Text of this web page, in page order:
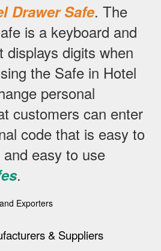
Drawer Safe. The
is a keyboard and
displays digits when
the Safe in Hotel
personal
customers can enter
code that is easy to
easy to use
.